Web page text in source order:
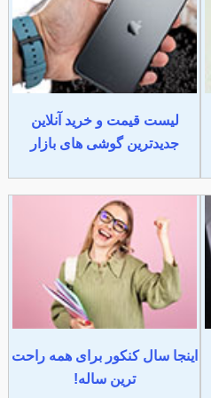
لیست قیمت و خرید آنلاین
جدیدترین گوشی های بازار
اینجا سال کنکور برای همه راحت
ترین ساله!